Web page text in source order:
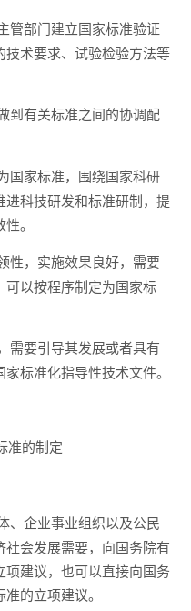
管部门建立国家标准验证
术要求、试验检验方法等
到有关标准之间的协调配
国家标准，围绕国家科研
科技研发和标准研制，提
。
性，实施效果良好，需要
以按程序制定为国家标
需要引导其发展或者具有
标准化指导性技术文件。
准的制定
、企业事业组织以及公民
会发展需要，向国务院有
建议，也可以直接向国务
的立项建议。